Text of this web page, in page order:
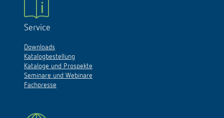
Service
Downloads
Katalogbestellung
Kataloge und Prospekte
Seminare und Webinare
Fachpresse